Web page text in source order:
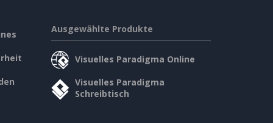
Ausgewählte Produkte
Visuelles Paradigma Online
Visuelles Paradigma
Schreibtisch